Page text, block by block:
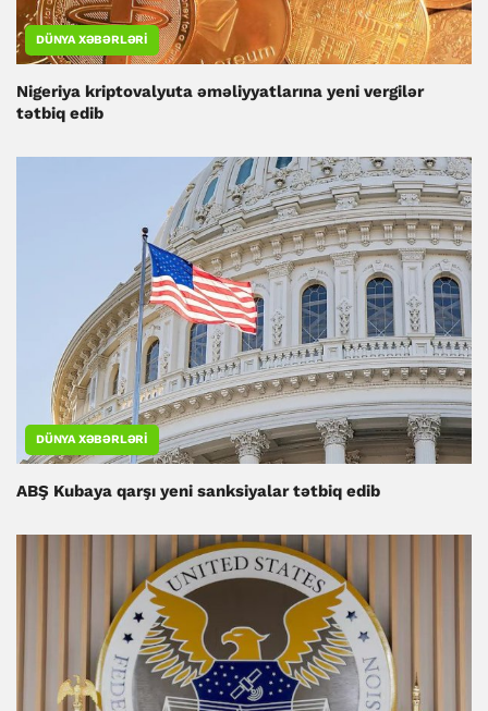
DÜNYA XƏBƏRLƏRI
Nigeriya kriptovalyuta əməliyyatlarına yeni vergilər
tətbiq edib
DÜNYA XƏBƏRLƏRI
ABŞ Kubaya qarşı yeni sanksiyalar tətbiq edib